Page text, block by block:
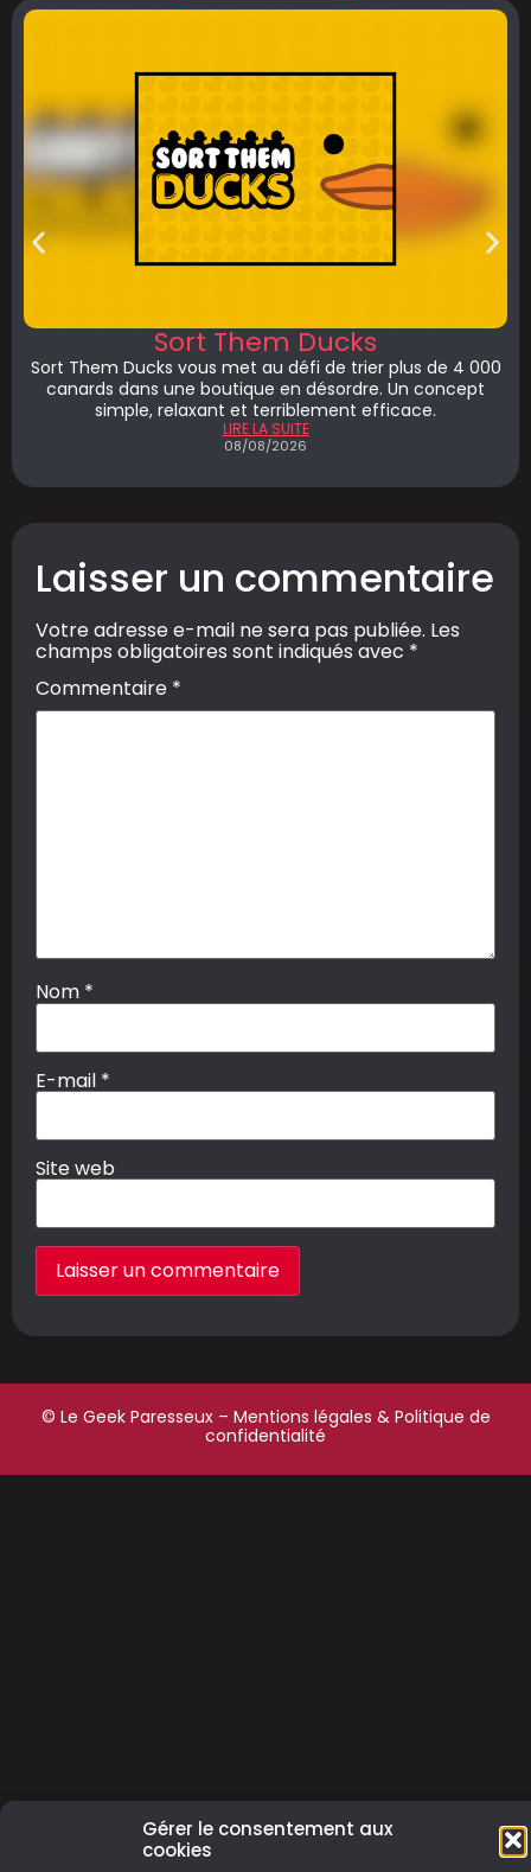
Gérer le consentement aux
cookies
Sort Them Ducks
Sort Them Ducks vous met au défi de trier plus de 4 000
canards dans une boutique en désordre. Un concept
simple, relaxant et terriblement efficace.
LIRE LA SUITE
08/08/2026
Laisser un commentaire
Votre adresse e-mail ne sera pas publiée. Les
champs obligatoires sont indiqués avec *
Commentaire *
Nom *
E-mail *
Site web
© Le Geek Paresseux – Mentions légales & Politique de
confidentialité